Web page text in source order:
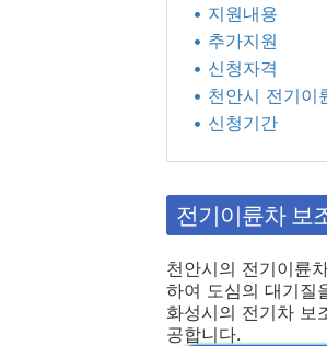
• 지원내용
• 추가지원
• 신청자격
• 천안시 전기이
• 신청기간
전기이륜차 보
천안시의 전기이륜
하여 도심의 대기질
화성시의 전기차 보
공합니다.